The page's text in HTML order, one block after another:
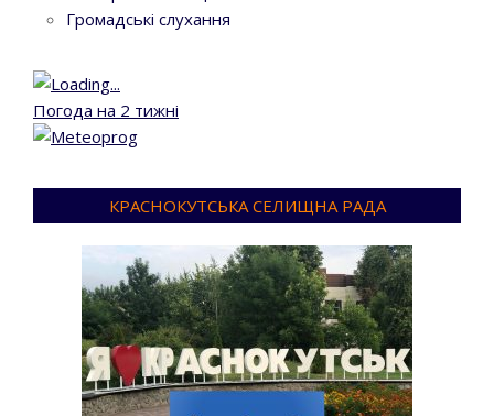
Громадські слухання
Погода на 2 тижні
КРАСНОКУТСЬКА СЕЛИЩНА РАДА